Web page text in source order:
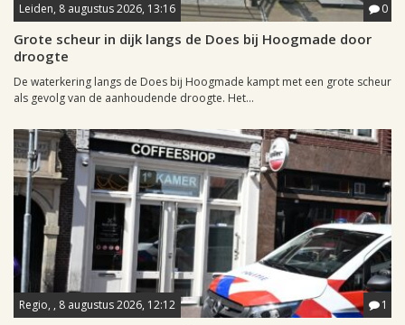
Leiden, 8 augustus 2026, 13:16 0
Grote scheur in dijk langs de Does bij Hoogmade door
droogte
De waterkering langs de Does bij Hoogmade kampt met een grote scheur
als gevolg van de aanhoudende droogte. Het...
Regio, , 8 augustus 2026, 12:12 1